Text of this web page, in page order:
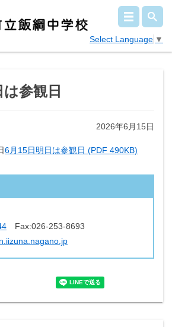
Select Language ▼
参観日
2026年6月15日
6月15日明日は参観日 (PDF 490KB)
Fax:026-253-8693